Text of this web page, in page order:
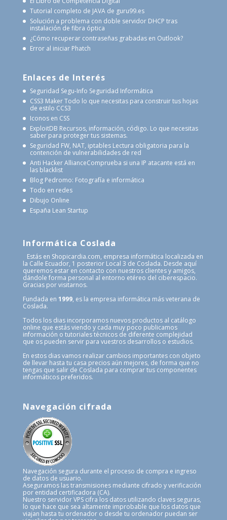
Tutorial completo de JAVA de guru99.es
Solución a problema con doble servidor DHCP tras
instalación de fibra óptica
¿Cómo recuperar contraseñas grabadas en Outlook?
Error al iniciar Phatch
Enlaces de Interés
Seguridad Segu-Info Seguridad Informática
CSS3 MakerTodo lo que necesitas para construir tus hojas
de estilo CCS3
Iconos en CSS
ExploitDB Recursos, información, código. Lo que necesitas
saber para proteger tus sistemas.
Seguridad FW, NAT, iptablesLectura obligatoria para la
contención de vulnerabilidades de red
Anti Hacker AllianceComprueba si una IP atacante está en
las blacklist
Blog Pedromo: Fotografía e informática
Todo en redes
Dibujo Online
España Lean Startup
Informática Coslada
Estás en Shopicardia.com, empresa informática localizada en
la Calle Ecuador, 1 posterior Local 3 de Coslada. Desde aquí
queremos estar en contacto con nuestros clientes y amigos,
dándole forma personal al entorno etéreo del ciberespacio.
Gracias por visitarnos.
Fundada en 1999, es la empresa informática más veterana de
Coslada.
Todos los dias incorporamos nuevos productos al catálogo
online que estás viendo y cada muy poco publicamos
información o tutoriales técnicos de diferente complejidad
que os pueden servir para vuestros desarrollos o estudios.
En estos dias vamos realizar cambios importantes con objeto
de llevar hasta tu casa precios aún mejores, de forma que no
tengas que salir de Coslada para comprar tus componentes
informáticos preferidos.
Navegación cifrada
Navegación segura durante el proceso de compra e ingreso
de datos de usuario.
Aseguramos las transmisiones mediante cifrado y verificación
por entidad certificadora (CA).
Nuestro servidor VPS cifra los datos utilizando claves seguras,
lo que hace que sea altamente improbable que los datos que
viajan hasta tu ordenador o desde tu ordenador puedan ser